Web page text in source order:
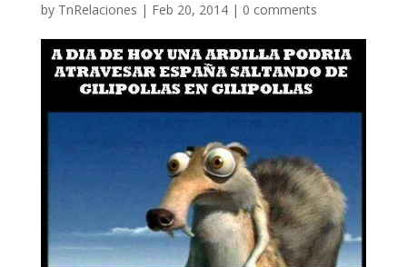
by TnRelaciones | Feb 20, 2014| 0 comments